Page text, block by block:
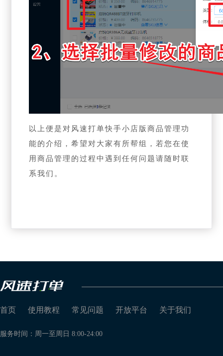
以上便是对风速打单快手小店版商品管理功
能的介绍，希望对大家有所帮组，若您在使
用商品管理的过程中遇到任何问题请随时联
系我们。
首页 使用教程 常见问题 开放平台 关于我们
服务时间：周一至周日 8:00-24:00